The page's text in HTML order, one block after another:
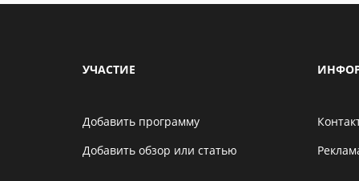
УЧАСТИЕ
Добавить программу
Добавить обзор или статью